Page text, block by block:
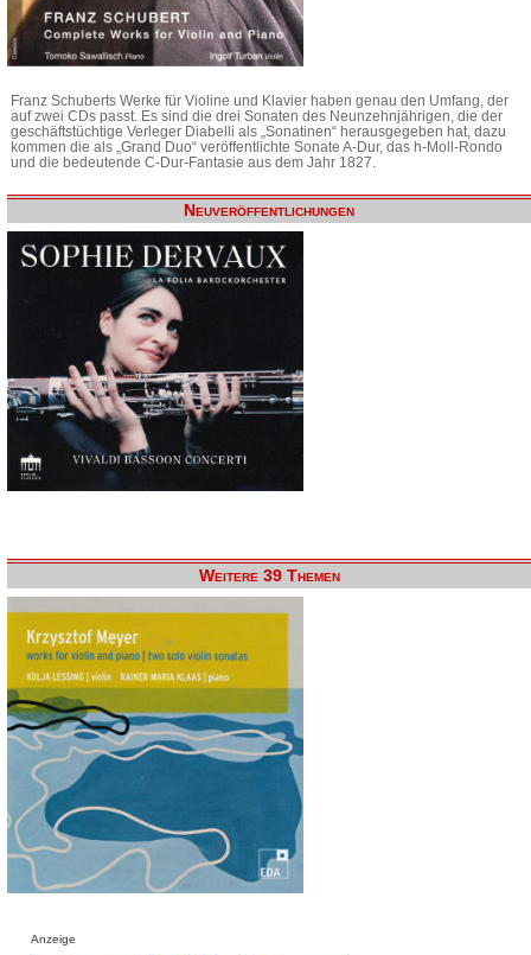
Franz Schuberts Werke für Violine und Klavier haben genau den Umfang, der
auf zwei CDs passt. Es sind die drei Sonaten des Neunzehnjährigen, die der
geschäftstüchtige Verleger Diabelli als „Sonatinen“ herausgegeben hat, dazu
kommen die als „Grand Duo“ veröffentlichte Sonate A-Dur, das h-Moll-Rondo
und die bedeutende C-Dur-Fantasie aus dem Jahr 1827.
Neuveröffentlichungen
Weitere 39 Themen
Anzeige